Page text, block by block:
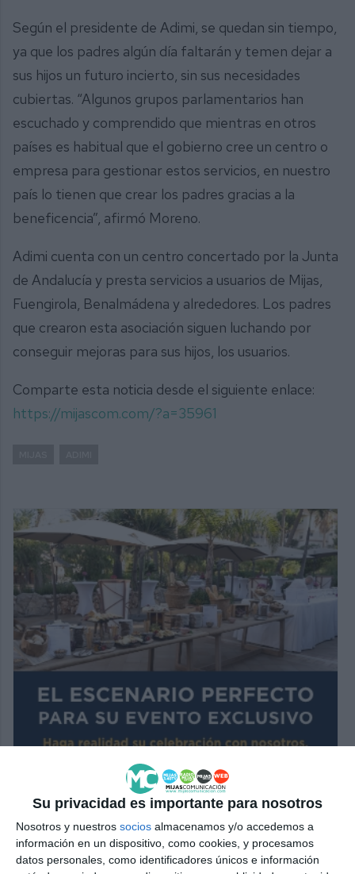
Su privacidad es importante para nosotros
Nosotros y nuestros socios almacenamos y/o accedemos a
información en un dispositivo, como cookies, y procesamos
datos personales, como identificadores únicos e información
Según el presidente de Adimi, se quedan sin tiempo,
ya que los padres algún día faltarán y temen dejar a
sus hijos un futuro incierto, sin sus necesidades
cubiertas. “Algunos grupos parlamentarios han
escuchado y comprendido que mientras en otros
países es habitual que el gobierno cree un centro o
empresa para gestionar estos servicios, en nuestro
país lo tienen que crear los padres gracias a la
beneficencia”, afirmó Moreno.
Adimi cuenta con un centro concertado por la Junta
de Andalucía y presta servicios a usuarios de Mijas,
Fuengirola, Benalmádena y alrededores. Los padres
que crearon esta asociación siguen luchando por
conseguir mejoras para sus hijos, los usuarios.
Comparte esta noticia desde el siguiente enlace:
https://mijascom.com/?a=35961